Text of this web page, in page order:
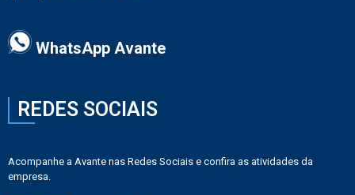
WhatsApp Avante
REDES SOCIAIS
Acompanhe a Avante nas Redes Sociais e confira as atividades da
empresa.